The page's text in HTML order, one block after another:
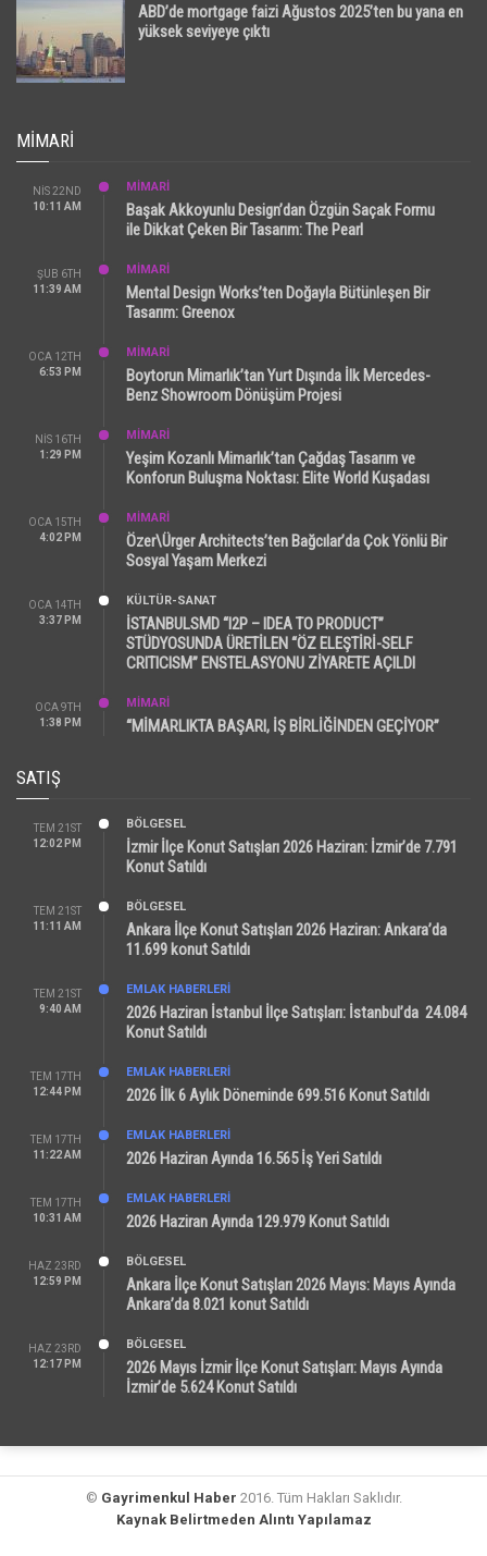
ABD’de mortgage faizi Ağustos 2025’ten bu yana en
yüksek seviyeye çıktı
MIMARI
NIS 22ND
10:11 AM
MİMARİ
Başak Akkoyunlu Design’dan Özgün Saçak Formu
ile Dikkat Çeken Bir Tasarım: The Pearl
ŞUB 6TH
11:39 AM
MİMARİ
Mental Design Works’ten Doğayla Bütünleşen Bir
Tasarım: Greenox
OCA 12TH
6:53 PM
MİMARİ
Boytorun Mimarlık’tan Yurt Dışında İlk Mercedes-
Benz Showroom Dönüşüm Projesi
NIS 16TH
1:29 PM
MİMARİ
Yeşim Kozanlı Mimarlık’tan Çağdaş Tasarım ve
Konforun Buluşma Noktası: Elite World Kuşadası
OCA 15TH
4:02 PM
MİMARİ
Özer\Ürger Architects’ten Bağcılar’da Çok Yönlü Bir
Sosyal Yaşam Merkezi
OCA 14TH
3:37 PM
KÜLTÜR-SANAT
İSTANBULSMD “I2P – IDEA TO PRODUCT”
STÜDYOSUNDA ÜRETİLEN “ÖZ ELEŞTİRİ-SELF
CRITICISM” ENSTELASYONU ZİYARETE AÇILDI
OCA 9TH
1:38 PM
MİMARİ
“MİMARLIKTA BAŞARI, İŞ BİRLİĞİNDEN GEÇİYOR”
SATIŞ
TEM 21ST
12:02 PM
BÖLGESEL
İzmir İlçe Konut Satışları 2026 Haziran: İzmir’de 7.791
Konut Satıldı
TEM 21ST
11:11 AM
BÖLGESEL
Ankara İlçe Konut Satışları 2026 Haziran: Ankara’da
11.699 konut Satıldı
TEM 21ST
9:40 AM
EMLAK HABERLERI
2026 Haziran İstanbul İlçe Satışları: İstanbul’da 24.084
Konut Satıldı
TEM 17TH
12:44 PM
EMLAK HABERLERI
2026 İlk 6 Aylık Döneminde 699.516 Konut Satıldı
TEM 17TH
11:22 AM
EMLAK HABERLERI
2026 Haziran Ayında 16.565 İş Yeri Satıldı
TEM 17TH
10:31 AM
EMLAK HABERLERI
2026 Haziran Ayında 129.979 Konut Satıldı
HAZ 23RD
12:59 PM
BÖLGESEL
Ankara İlçe Konut Satışları 2026 Mayıs: Mayıs Ayında
Ankara’da 8.021 konut Satıldı
HAZ 23RD
12:17 PM
BÖLGESEL
2026 Mayıs İzmir İlçe Konut Satışları: Mayıs Ayında
İzmir’de 5.624 Konut Satıldı
© Gayrimenkul Haber 2016. Tüm Hakları Saklıdır.
Kaynak Belirtmeden Alıntı Yapılamaz